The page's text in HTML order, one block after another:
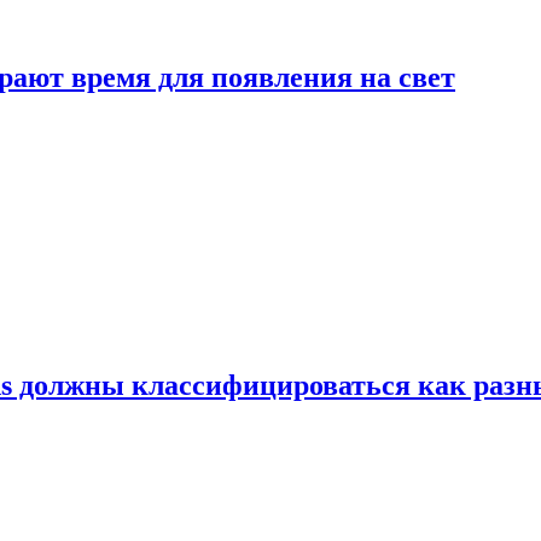
время для появления на свет
должны классифицироваться как